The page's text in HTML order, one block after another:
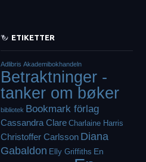
ETIKETTER
Adlibris Akademibokhandeln
Betraktninger -
tanker om bøker
bibliotek Bookmark förlag
Cassandra Clare Charlaine Harris
Christoffer Carlsson Diana
Gabaldon Elly Griffiths En